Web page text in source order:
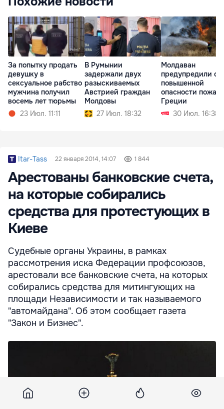
За попытку продать
девушку в
сексуальное рабство
мужчина получил
восемь лет тюрьмы
23 Июл. 11:11
В Румынии
задержали двух
разыскиваемых
Австрией граждан
Молдовы
27 Июл. 18:32
Молдаван
предупредили о
повышенной
опасности
Греции
30 Июл. 16:38
Itar-Tass 22 января 2014, 14:07 1 844
Арестованы банковские счета,
на которые собирались
средства для протестующих в
Киеве
Судебные органы Украины, в рамках
рассмотрения иска Федерации профсоюзов,
арестовали все банковские счета, на которых
собирались средства для митингующих на
площади Независимости и так называемого
"автомайдана". Об этом сообщает газета
"Закон и Бизнес".